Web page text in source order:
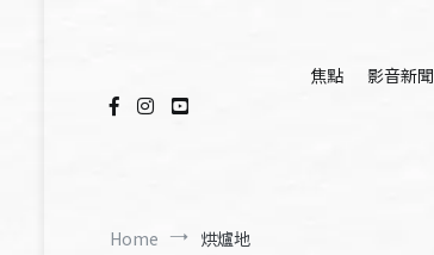
焦點
影音新聞
Home 烘爐地